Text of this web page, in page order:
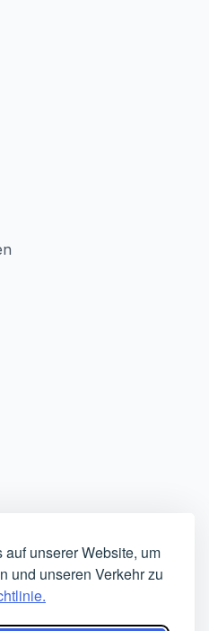
unserer Website, um
und unseren Verkehr zu